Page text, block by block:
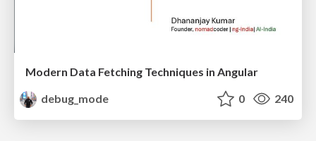
Modern Data Fetching Techniques in Angular
debug_mode
0 240